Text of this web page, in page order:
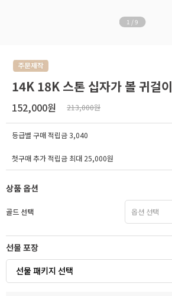
1 /9
14K 18K 스톤 십자가 볼 귀걸이
152,000원 213,000원
등급별 구매 적립금3,040
첫구매 추가 적립금 최대 25,000원
상품 옵션
골드 선택
선물 포장
선물 패키지 선택